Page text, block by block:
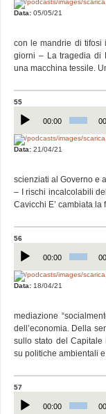
Data: 05/05/21
con le mandrie di tifosi
giorni – La tragedia di
una macchina tessile.
55
Player
00:00
Data: 21/04/21
scienziati al Governo e
– I rischi incalcolabili
Cavicchi E’ cambiata la
56
Player
00:00
Data: 18/04/21
mediazione
dell’economia. Della
sullo stato del Capitale
su politiche ambientali
57
Player
00:00